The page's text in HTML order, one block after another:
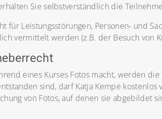
Sie selbstverständlich die
für Leistungsstörungen, Personen- und
vermittelt werden (z.B. der Besuch von
eines Kurses Fotos macht, werden
sind, darf Katja Kempe
von Fotos, auf denen sie abgebildet